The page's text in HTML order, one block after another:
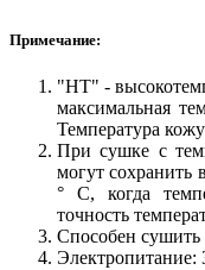
Примечание:
"HT" -
максимальная
Температура
При сушке с
могут сохранить
° С, когда
точность
Способен сушить